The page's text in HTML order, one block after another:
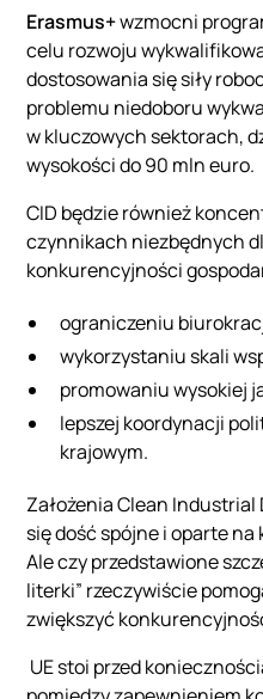
Erasmus+wzmocni
celu rozwoju
dostosowania się siły
problemu niedoboru
w kluczowych sektorach,
wysokości do 90 mln euro.
CID będzie również
czynnikach niezbędnych
konkurencyjności
ograniczeniu
wykorzystaniu skali
promowaniu wysokiej
lepszej koordynacji
krajowym.
Założenia Clean
się dość spójne i oparte
Ale czy przedstawione
literki” rzeczywiście
zwiększyć
UE stoi przed